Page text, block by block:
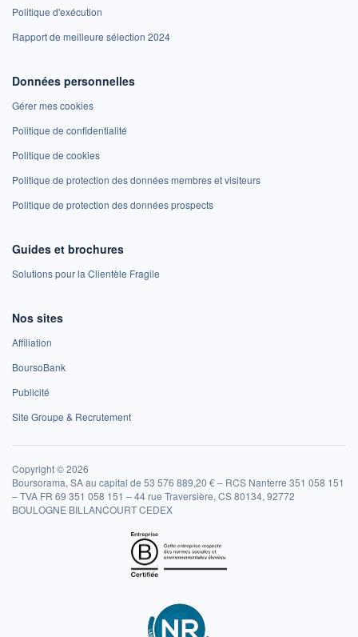
Politique d'exécution
Rapport de meilleure sélection 2024
Données personnelles
Gérer mes cookies
Politique de confidentialité
Politique de cookies
Politique de protection des données membres et visiteurs
Politique de protection des données prospects
Guides et brochures
Solutions pour la Clientèle Fragile
Nos sites
Affiliation
BoursoBank
Publicité
Site Groupe & Recrutement
Copyright © 2026
Boursorama, SA au capital de 53 576 889,20 € – RCS Nanterre 351 058 151
– TVA FR 69 351 058 151 – 44 rue Traversière, CS 80134, 92772
BOULOGNE BILLANCOURT CEDEX